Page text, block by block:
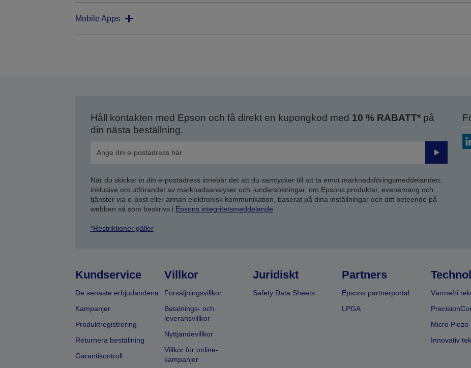
Mobile Apps
Håll kontakten med Epson och få direkt en kupongkod med 10 % RABATT*på
din nästa beställning.
Skicka
När du skickar in din e-postadress innebär det att du samtycker till att ta emot marknadsföringsmeddelanden,
inklusive om utförandet av marknadsanalyser och -undersökningar, om Epsons produkter, evenemang och
tjänster via e-post eller annan elektronisk kommunikation, baserat på dina inställningar och ditt beteende på
webben så som beskrivs i Epsons integritetsmeddelande
*Restriktioner gäller
Kundservice
De senaste erbjudandena
Kampanjer
Produktregistrering
Returnera beställning
Garantikontroll
Villkor
Försäljningsvillkor
Betalnings- och
leveransvillkor
Nyttjandevillkor
Villkor för online-
kampanjer
Juridiskt
Safety Data Sheets
Partners
Epsons partnerportal
LPGA
Värmefri
Micro
Innovativ